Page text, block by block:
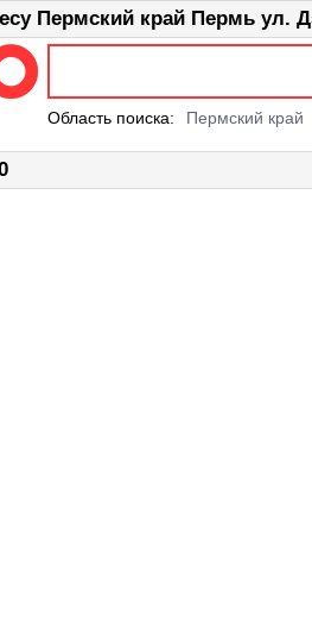
Пермский край Пермь ул.
Область поиска: Пермский край